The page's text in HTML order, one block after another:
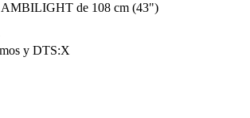
AMBILIGHT de 108 cm (43")
y DTS:X